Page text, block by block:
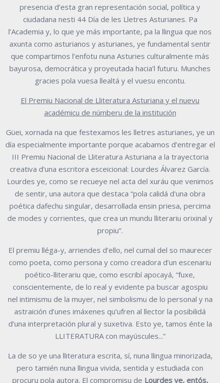
presencia d’esta gran representación social, política y
ciudadana nesti 44 Día de les Lletres Asturianes. Pa
l’Academia y, lo que ye más importante, pa la llingua que nos
axunta como asturianos y asturianes, ye fundamental sentir
que compartimos l’enfotu nuna Asturies culturalmente más
bayurosa, democrática y proyeutada hacia’l futuru. Munches
gracies pola vuesa llealtá y el vuesu encontu.
El Premiu Nacional de Lliteratura Asturiana y el nuevu
académicu de númberu de la institución
Güei, xornada na que festexamos les lletres asturianes, ye un
día especialmente importante porque acabamos d’entregar el
III Premiu Nacional de Lliteratura Asturiana a la trayectoria
creativa d’una escritora esceicional: Lourdes Álvarez García.
Lourdes ye, como se recueye nel acta del xuráu que venimos
de sentir, una autora que destaca “pola calidá d'una obra
poética dafechu singular, desarrollada ensin priesa, percima
de modes y corrientes, que crea un mundu lliterariu orixinal y
propiu”.
El premiu lléga-y, arriendes d’ello, nel cumal del so maurecer
como poeta, como persona y como creadora d’un escenariu
poético-lliterariu que, como escribíapocayá, “fuxe,
conscientemente, de lo real y evidente pa buscar agospiu
nel intimismu de la muyer, nel simbolismu de lo personal y na
astraición d’unes imáxenes qu’ufren al llector la posibilidá
d’una interpretación plural y suxetiva. Esto ye, tamos énte la
LLITERATURA con mayúscules...”
La de so ye una lliteratura escrita, sí, nuna llingua minorizada,
pero tamién nuna llingua vivida, sentida y estudiada con
procuru pola autora. El compromisu de Lourdes ye, entós,